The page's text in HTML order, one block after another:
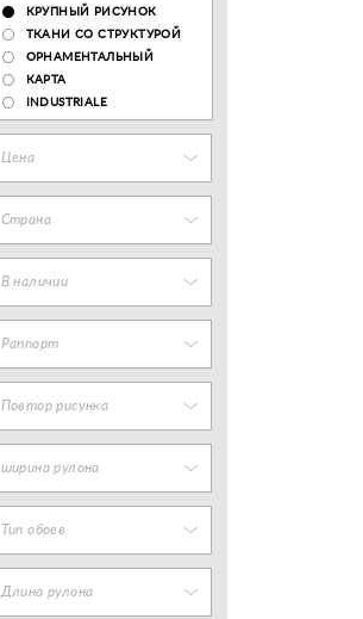
КРУПНЫЙ РИСУНОК
ТКАНИ СО СТРУКТУРОЙ
ОРНАМЕНТАЛЬНЫЙ
КАРТА
INDUSTRIALE
Цена
Страна
В наличии
Раппорт
Повтор рисунка
ширина рулона
Тип обоев
Длина рулона